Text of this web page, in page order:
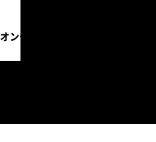
オンデマンドで視聴する